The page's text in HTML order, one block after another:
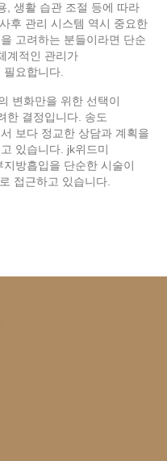
, 생활 습관 조절 등에 따라
후 관리 시스템 역시 중요한
고려하는 분들이라면 단순
계적인 관리가
필요합니다.
변화만을 위한 선택이
한 결정입니다. 송도
보다 정교한 상담과 계획을
있습니다. jk위드미
방흡입을 단순한 시술이
접근하고 있습니다.